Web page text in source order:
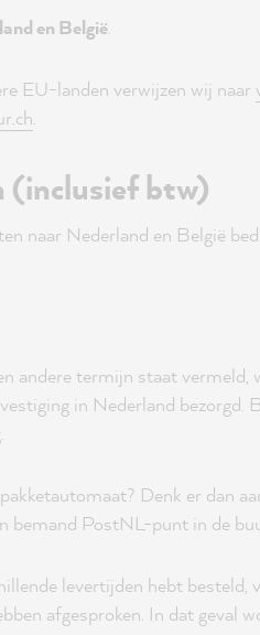
en België.
EU-landen verwijzen wij naar
.
(inclusief btw)
naar Nederland en België
andere termijn staat
in Nederland
Denk er dan
bemand PostNL-punt in de
levertijden hebt besteld,
afgesproken. In dat geval